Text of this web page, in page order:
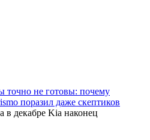
точно не готовы: почему
поразил даже скептиков
в декабре Kia наконец